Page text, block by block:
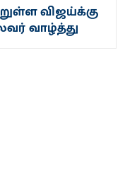
விஜய்க்கு
வாழ்த்து